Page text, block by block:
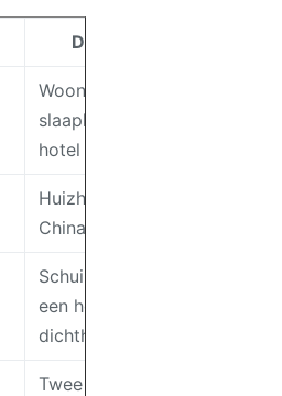
Detail
Woonkamer,
slaapkamer,
hotel
Huizhou,
China
Schuim met
een hoge
dichtheid
Twee stukken